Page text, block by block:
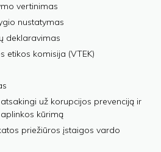
vertinimas
nustatymas
deklaravimas
etikos komisija (VTEK)
už korupcijos prevenciją ir
kūrimą
priežiūros įstaigos vardo